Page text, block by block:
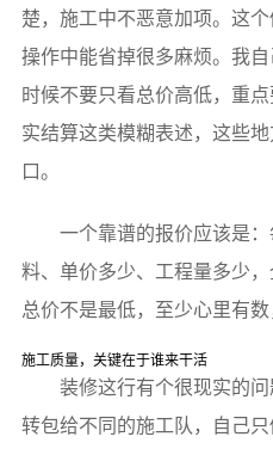
楚，施工中不恶意加项。这
操作中能省掉很多麻烦。我
时候不要只看总价高低，重
实结算这类模糊表述，这些
口。
一个靠谱的报价应该是
料、单价多少、工程量多少
总价不是最低，至少心里有数
施工质量，关键在于谁来干活
装修这行有个很现实的
转包给不同的施工队，自己